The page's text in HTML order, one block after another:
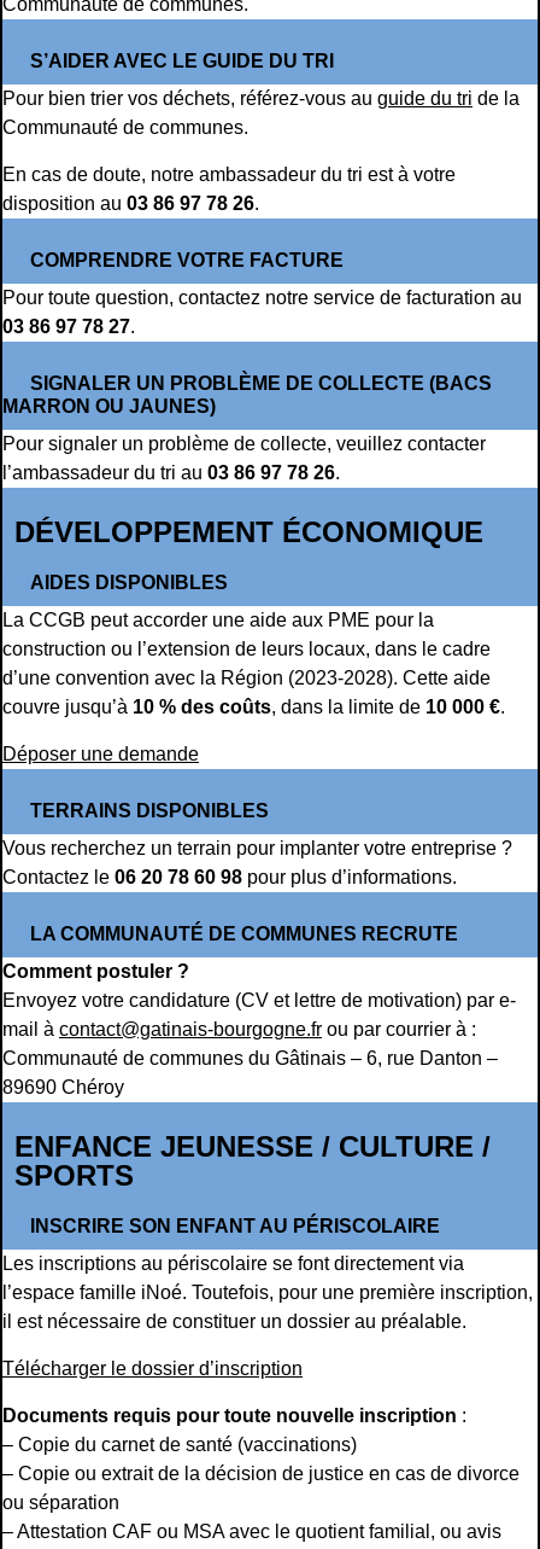
Communauté de communes.
S’AIDER AVEC LE GUIDE DU TRI
Pour bien trier vos déchets, référez-vous au guide du tri de la
Communauté de communes.
En cas de doute, notre ambassadeur du tri est à votre
disposition au 03 86 97 78 26.
COMPRENDRE VOTRE FACTURE
Pour toute question, contactez notre service de facturation au
03 86 97 78 27.
SIGNALER UN PROBLÈME DE COLLECTE (BACS
MARRON OU JAUNES)
Pour signaler un problème de collecte, veuillez contacter
l’ambassadeur du tri au 03 86 97 78 26.
DÉVELOPPEMENT ÉCONOMIQUE
AIDES DISPONIBLES
La CCGB peut accorder une aide aux PME pour la
construction ou l’extension de leurs locaux, dans le cadre
d’une convention avec la Région (2023-2028). Cette aide
couvre jusqu’à 10 % des coûts, dans la limite de 10 000 €.
Déposer une demande
TERRAINS DISPONIBLES
Vous recherchez un terrain pour implanter votre entreprise ?
Contactez le 06 20 78 60 98 pour plus d’informations.
LA COMMUNAUTÉ DE COMMUNES RECRUTE
Comment postuler ?
Envoyez votre candidature (CV et lettre de motivation) par e-
mail à contact@gatinais-bourgogne.fr ou par courrier à :
Communauté de communes du Gâtinais – 6, rue Danton –
89690 Chéroy
ENFANCE JEUNESSE / CULTURE /
SPORTS
INSCRIRE SON ENFANT AU PÉRISCOLAIRE
Les inscriptions au périscolaire se font directement via
l’espace famille iNoé. Toutefois, pour une première inscription,
il est nécessaire de constituer un dossier au préalable.
Télécharger le dossier d’inscription
Documents requis pour toute nouvelle inscription :
– Copie du carnet de santé (vaccinations)
– Copie ou extrait de la décision de justice en cas de divorce
ou séparation
– Attestation CAF ou MSA avec le quotient familial, ou avis